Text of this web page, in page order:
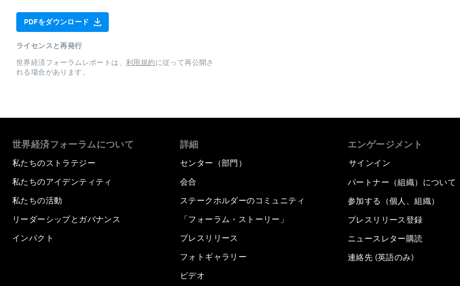
PDFをダウンロード
ライセンスと再発行
世界経済フォーラムレポートは、 利用規約に従って再公開さ
れる場合があります。
世界経済フォーラムについて
私たちのストラテジー
私たちのアイデンティティ
私たちの活動
リーダーシップとガバナンス
インパクト
詳細
センター（部門）
会合
ステークホルダーのコミュニティ
「フォーラム・ストーリー」
プレスリリース
フォトギャラリー
ビデオ
エンゲージメント
サインイン
パートナー（組織）について
参加する（個人、組織）
プレスリリース登録
ニュースレター購読
連絡先 (英語のみ)